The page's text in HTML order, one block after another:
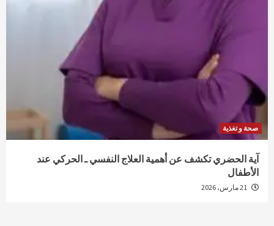
صحة و تغذية
آية الحضري تكشف عن أهمية العلاج النفسي ـ الحركي عند
الأطفال